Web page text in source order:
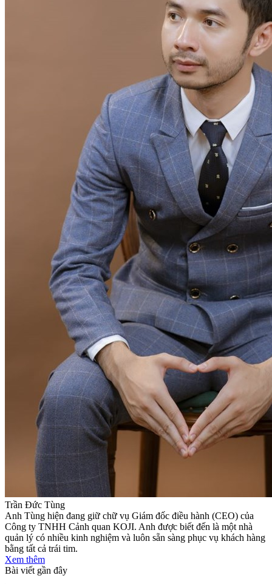
Trần Đức Tùng
Anh Tùng hiện đang giữ chữ vụ Giám đốc điều hành (CEO) của
Công ty TNHH Cảnh quan KOJI. Anh được biết đến là một nhà
quản lý có nhiều kinh nghiệm và luôn sẵn sàng phục vụ khách hàng
bằng tất cả trái tim.
Xem thêm
Bài viết gần đây